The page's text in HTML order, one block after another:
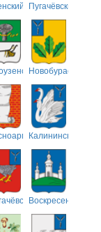
Пугачёвский
Новобурасский
Калининский
Воскресенский